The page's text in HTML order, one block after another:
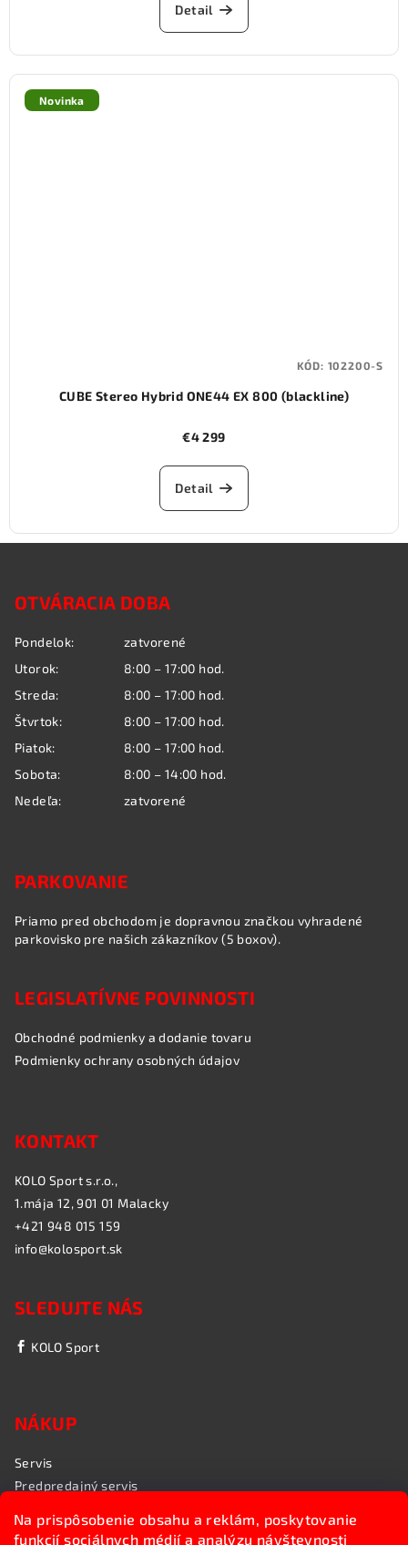
Na prispôsobenie obsahu a reklám, poskytovanie
funkcií sociálnych médií a analýzu návštevnosti
Detail
Novinka
CUBE Stereo Hybrid ONE44 EX 800 (blackline)
€4 299
Detail
KÓD: 102200-S
OTVÁRACIA DOBA
Pondelok:
zatvorené
Utorok:
8:00 – 17:00 hod.
Streda:
8:00 – 17:00 hod.
Štvrtok:
8:00 – 17:00 hod.
Piatok:
8:00 – 17:00 hod.
Sobota:
8:00 – 14:00 hod.
Nedeľa:
zatvorené
PARKOVANIE
Priamo pred obchodom je dopravnou značkou vyhradené
parkovisko pre našich zákazníkov (5 boxov).
LEGISLATÍVNE POVINNOSTI
Obchodné podmienky a dodanie tovaru
Podmienky ochrany osobných údajov
KONTAKT
KOLO Sport s.r.o.,
1.mája 12, 901 01 Malacky
+421 948 015 159
info@kolosport.sk
SLEDUJTE NÁS
KOLO Sport
NÁKUP
Servis
Predpredajný servis
Rozvoz bicyklov